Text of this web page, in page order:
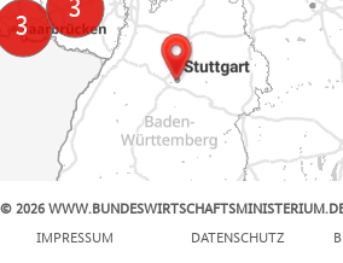
© 2026
IMPRESSUM
DATENSCHUTZ